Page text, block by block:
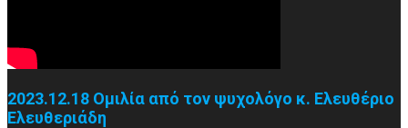
2023.12.18 Ομιλία από τον ψυχολόγο κ. Ελευθέριο
Ελευθεριάδη